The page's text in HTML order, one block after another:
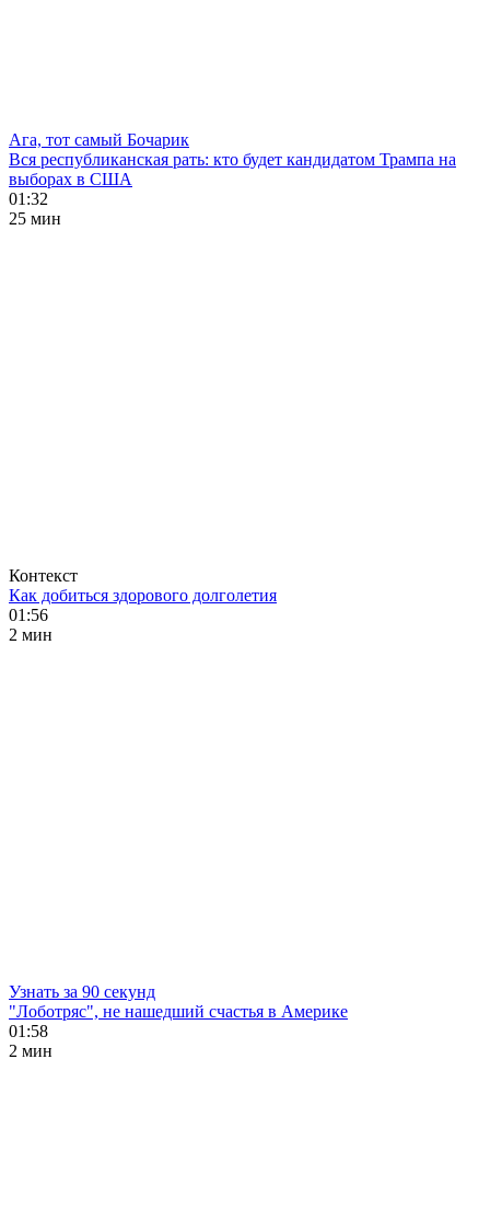
Ага, тот самый Бочарик
Вся республиканская рать: кто будет кандидатом Трампа на
выборах в США
01:32
25 мин
Контекст
Как добиться здорового долголетия
01:56
2 мин
Узнать за 90 секунд
"Лоботряс", не нашедший счастья в Америке
01:58
2 мин